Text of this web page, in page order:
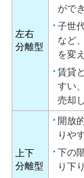
左右
分離型
がで
子世
など
を変
賃貸
すい
売却
上下
分離型
開放
りや
下の
り下